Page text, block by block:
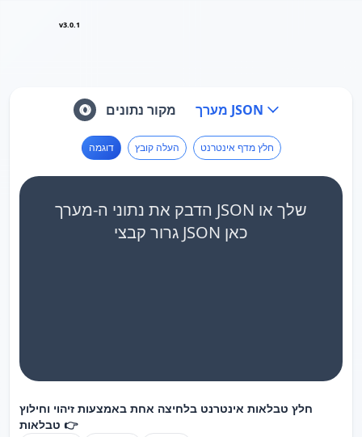
v3.0.1
מקור נתונים מערך JSON
דוגמה העלה קובץ חלץ מדף אינטרנט
הדבק את נתוני ה-מערך JSON שלך או
גרור קבצי JSON כאן
חלץ טבלאות אינטרנט בלחיצה אחת באמצעות זיהוי וחילוץ
טבלאות 👉